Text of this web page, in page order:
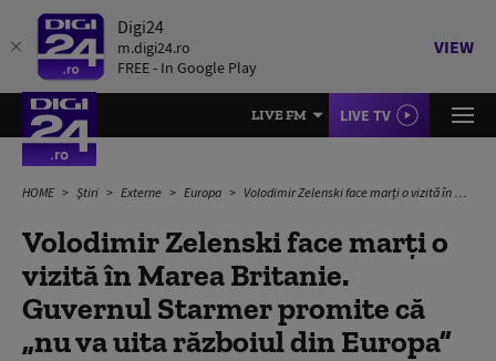
Digi24
m.digi24.ro
FREE - In Google Play
VIEW
LIVE FM LIVE TV
HOME Știri Externe Europa Volodimir Zelenski face marți o vizită în Marea Britanie. Guvernul Starmer promite că „nu va uita războiul din Europa”
Volodimir Zelenski face marți o
vizită în Marea Britanie.
Guvernul Starmer promite că
„nu va uita războiul din Europa”